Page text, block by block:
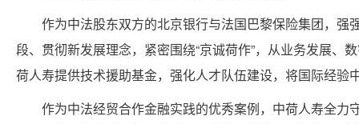
作为中法股东双方的北京银行与法国巴黎保险集团，
段、贯彻新发展理念，紧密围绕“京诚荷作”，从业务发展
荷人寿提供技术援助基金，强化人才队伍建设，将国际经
作为中法经贸合作金融实践的优秀案例，中荷人寿全